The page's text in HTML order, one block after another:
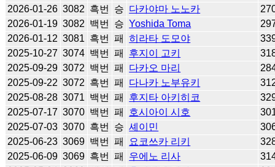
2026-01-26 3082 흑번 승 다카야마 노노카
2026-01-19 3082 백번 승 Yoshida Toma
2026-01-12 3081 흑번 패 히라타 도모야
2025-10-27 3074 백번 패 후지이 고키
2025-09-29 3072 백번 패 다카오 마리
2025-09-22 3072 흑번 패 다나카 노부유키
2025-08-28 3071 백번 패 후지타 아키히코
2025-07-17 3070 백번 패 호시아이 시호
2025-07-03 3070 흑번 승 셰이민
2025-06-23 3069 백번 패 요코쓰카 리키
2025-06-09 3069 흑번 패 우에노 리사